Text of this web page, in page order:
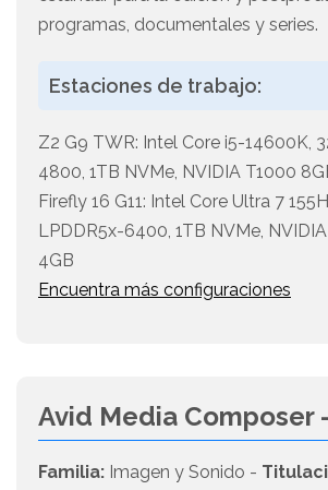
programas, documentales y series.
Estaciones de trabajo:
Z2 G9 TWR: Intel Core i5-14600K,
4800, 1TB NVMe, NVIDIA T1000
Firefly 16 G11: Intel Core Ultra 7
LPDDR5x-6400, 1TB NVMe,
4GB
Encuentra más configuraciones
Avid Media Composer -
Familia: Imagen y Sonido -